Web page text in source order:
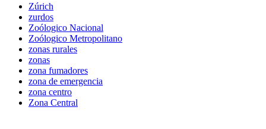
Zúrich
zurdos
Zoólogico Nacional
Zoólogico Metropolitano
zonas rurales
zonas
zona fumadores
zona de emergencia
zona centro
Zona Central